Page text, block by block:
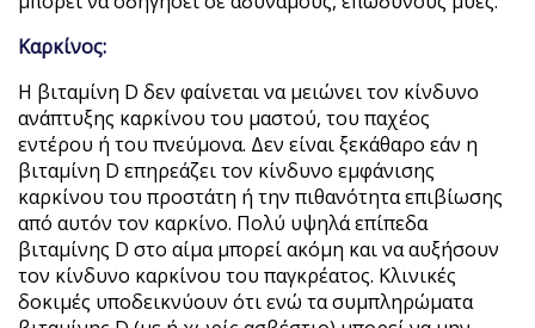
Καρκίνος:
Η βιταμίνη D δεν φαίνεται να μειώνει τον κίνδυνο
ανάπτυξης καρκίνου του μαστού, του παχέος
εντέρου ή του πνεύμονα. Δεν είναι ξεκάθαρο εάν η
βιταμίνη D επηρεάζει τον κίνδυνο εμφάνισης
καρκίνου του προστάτη ή την πιθανότητα επιβίωσης
από αυτόν τον καρκίνο. Πολύ υψηλά επίπεδα
βιταμίνης D στο αίμα μπορεί ακόμη και να αυξήσουν
τον κίνδυνο καρκίνου του παγκρέατος. Κλινικές
δοκιμές υποδεικνύουν ότι ενώ τα συμπληρώματα